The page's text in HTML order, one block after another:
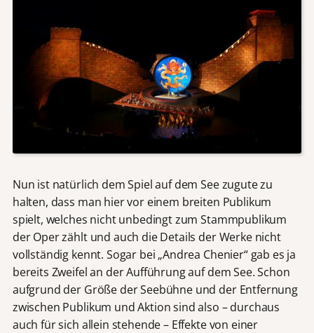
Nun ist natürlich dem Spiel auf dem See zugute zu
halten, dass man hier vor einem breiten Publikum
spielt, welches nicht unbedingt zum Stammpublikum
der Oper zählt und auch die Details der Werke nicht
vollständig kennt. Sogar bei „Andrea Chenier“ gab es ja
bereits Zweifel an der Aufführung auf dem See. Schon
aufgrund der Größe der Seebühne und der Entfernung
zwischen Publikum und Aktion sind also – durchaus
auch für sich allein stehende – Effekte von einer